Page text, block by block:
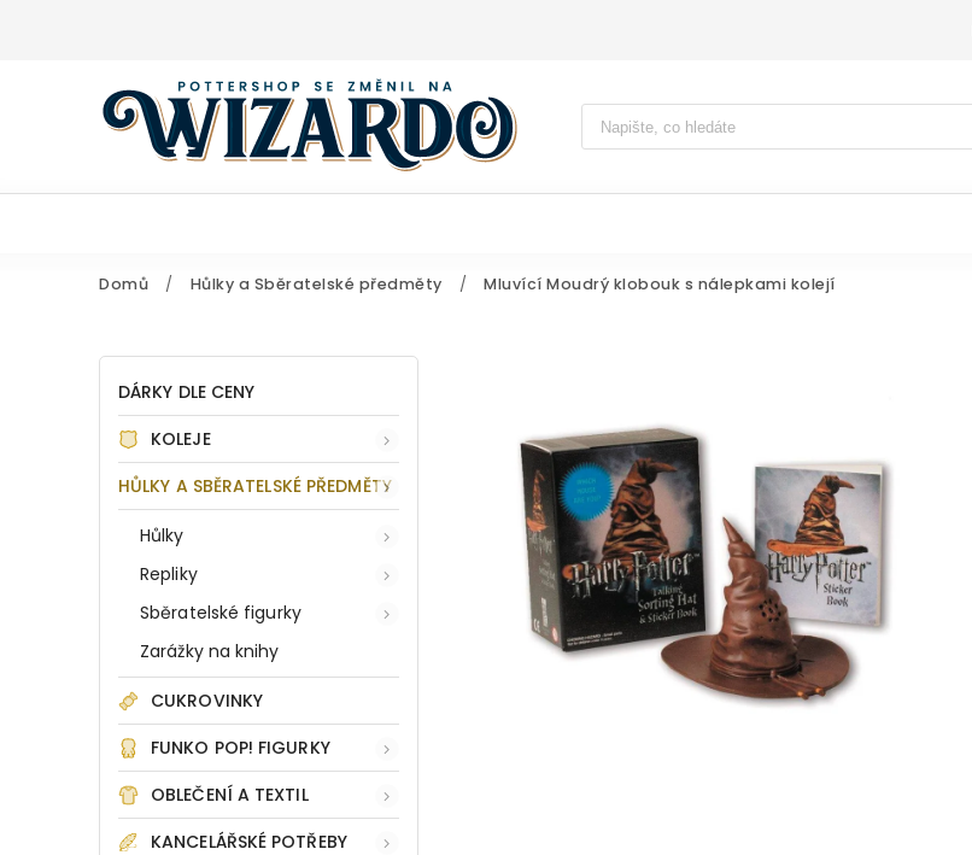
Vyhledávání
Domů / Hůlky a Sběratelské předměty / Mluvící Moudrý klobouk s nálepkami kolejí
DÁRKY DLE CENY
KOLEJE
HŮLKY A SBĚRATELSKÉ PŘEDMĚTY
Hůlky
Repliky
Sběratelské figurky
Zarážky na knihy
CUKROVINKY
FUNKO POP! FIGURKY
OBLEČENÍ A TEXTIL
KANCELÁŘSKÉ POTŘEBY